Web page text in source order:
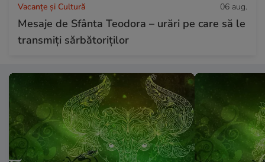
Vacanțe și Cultură 06 aug.
Mesaje de Sfânta Teodora – urări pe care să le
transmiți sărbătoriților